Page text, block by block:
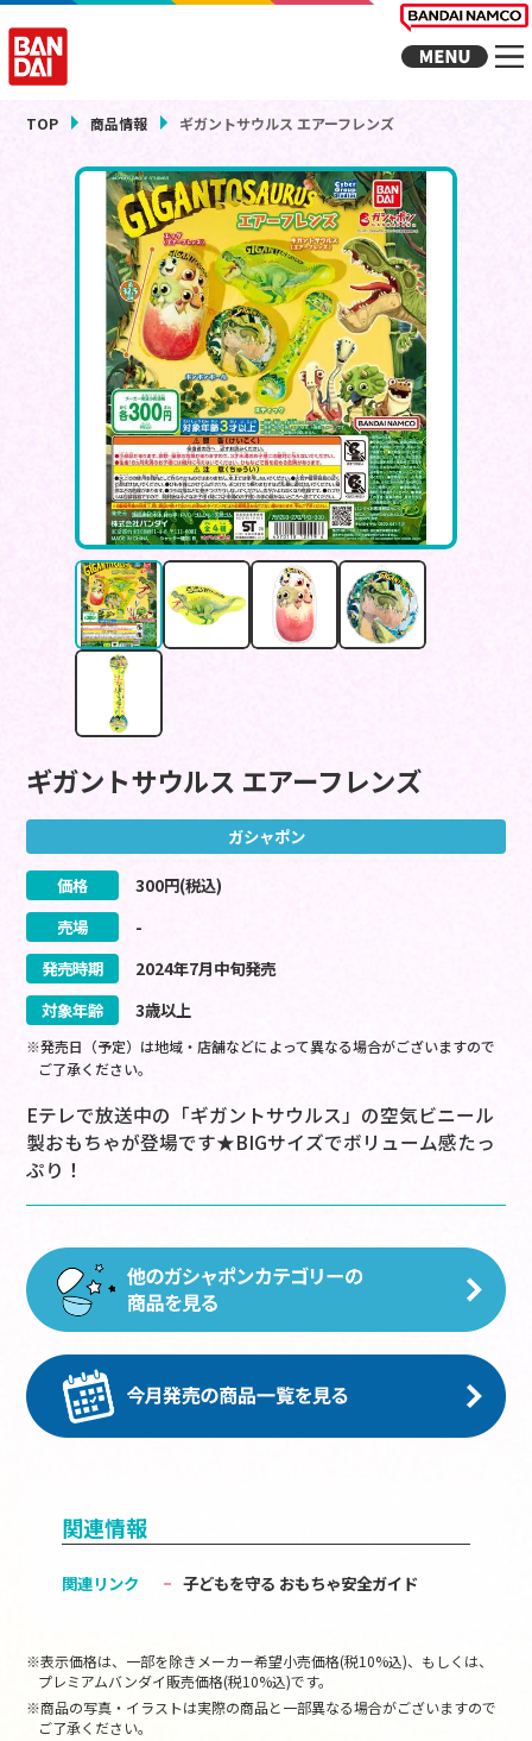
TOP 商品情報 ギガントサウルス エアーフレンズ
ギガントサウルス エアーフレンズ
ガシャポン
価格 300円(税込)
売場
-
発売時期
2024年7月中旬発売
対象年齢
3歳以上
※発売日（予定）は地域・店舗などによって異なる場合がございますので
ご了承ください。
Eテレで放送中の「ギガントサウルス」の空気ビニール
製おもちゃが登場です★BIGサイズでボリューム感たっ
ぷり！
関連情報
関連リンク 子どもを守る おもちゃ安全ガイド
※表示価格は、一部を除きメーカー希望小売価格(税10%込)、もしくは、
プレミアムバンダイ販売価格(税10%込)です。
※商品の写真・イラストは実際の商品と一部異なる場合がございますので
ご了承ください。